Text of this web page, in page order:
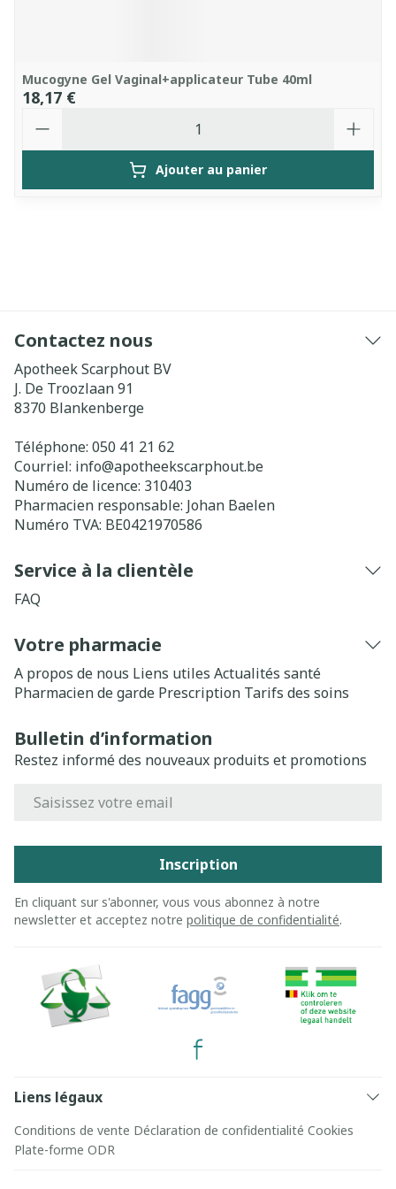
Mucogyne Gel Vaginal+applicateur Tube 40ml
18,17 €
Ajouter au panier
Contactez nous
Apotheek Scarphout BV
J. De Troozlaan 91
8370 Blankenberge
Téléphone: 050 41 21 62
Courriel: info@apotheekscarphout.be
Numéro de licence: 310403
Pharmacien responsable: Johan Baelen
Numéro TVA: BE0421970586
Service à la clientèle
FAQ
Votre pharmacie
A propos de nous Liens utiles Actualités santé
Pharmacien de garde Prescription Tarifs des soins
Bulletin d’information
Restez informé des nouveaux produits et promotions
Inscription
En cliquant sur s'abonner, vous vous abonnez à notre
newsletter et acceptez notre politique de confidentialité.
Liens légaux
Conditions de vente Déclaration de confidentialité Cookies
Plate-forme ODR